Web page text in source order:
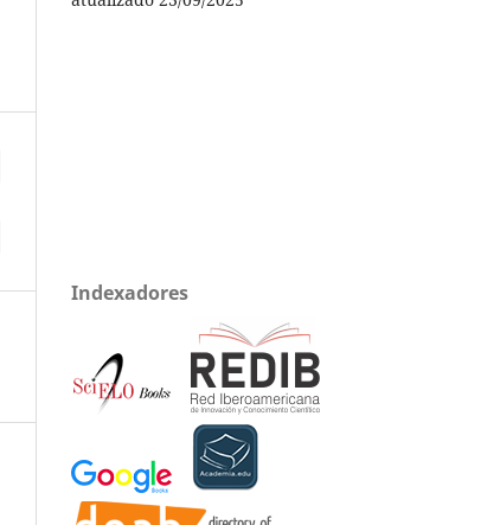
Indexadores